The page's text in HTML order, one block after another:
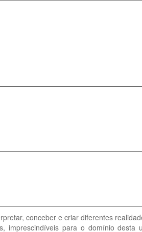
conceber e criar diferentes
para o domínio desta